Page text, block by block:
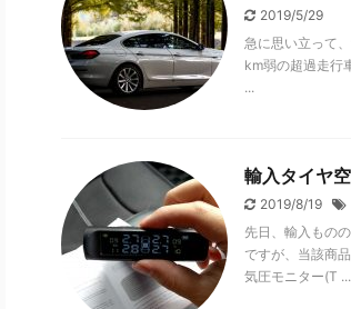
2019/5/29
急に思い立って
km弱の超過走行
...
輸入タイヤ
2019/8/19
先日、輸入もの
ですが、当該商
気圧モニター(T ...